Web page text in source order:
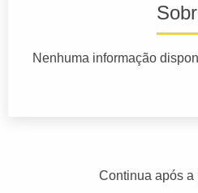
Nenhuma informação
Continua após